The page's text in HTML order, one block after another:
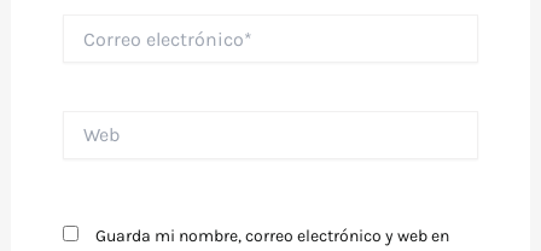
electrónico*
Guarda mi nombre, correo electrónico y web en